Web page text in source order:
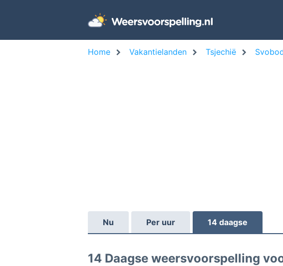
Home Vakantielanden Tsjechië
Nu Per uur 14 daagse
14 Daagse weersvoorspelling